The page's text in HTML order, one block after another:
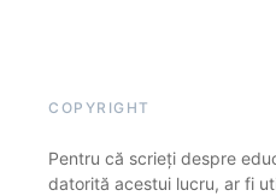
COPYRIGHT
Pentru că scrieți despre
datorită acestui lucru, ar fi